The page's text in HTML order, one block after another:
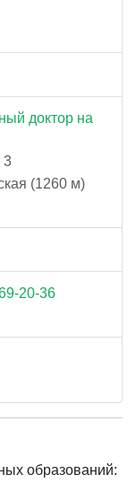
доктор на
3
(1260 м)
20-36
образований: